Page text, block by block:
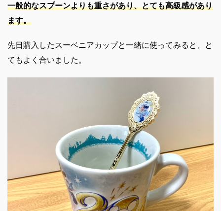
一般的なスプーンよりも重さがあり、とても高級感があり
ます。
先日購入したスーベニアカップと一緒に使ってみると、と
てもよく合いました。